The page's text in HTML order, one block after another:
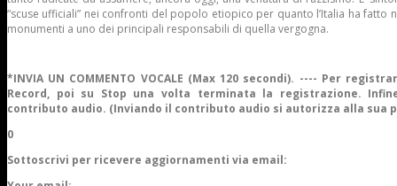
“scuse ufficiali” nei confronti del popolo etiopico per quanto l’Italia ha fatto
monumenti a uno dei principali responsabili di quella vergogna.
*INVIA UN COMMENTO VOCALE (Max 120 secondi). ---- Per
Record, poi su Stop una volta terminata la registrazione.
contributo audio. (Inviando il contributo audio si autorizza alla sua
0
Sottoscrivi per ricevere aggiornamenti via email: